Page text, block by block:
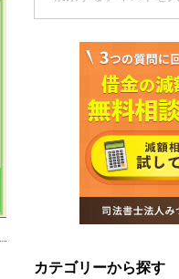
カテゴリーから探す